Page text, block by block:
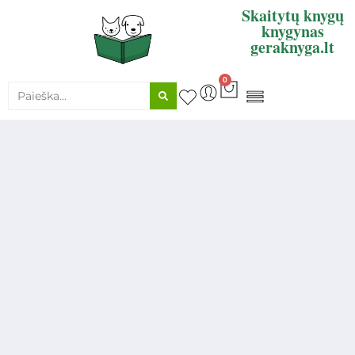
Skaitytų knygų
knygynas
geraknyga.lt
0